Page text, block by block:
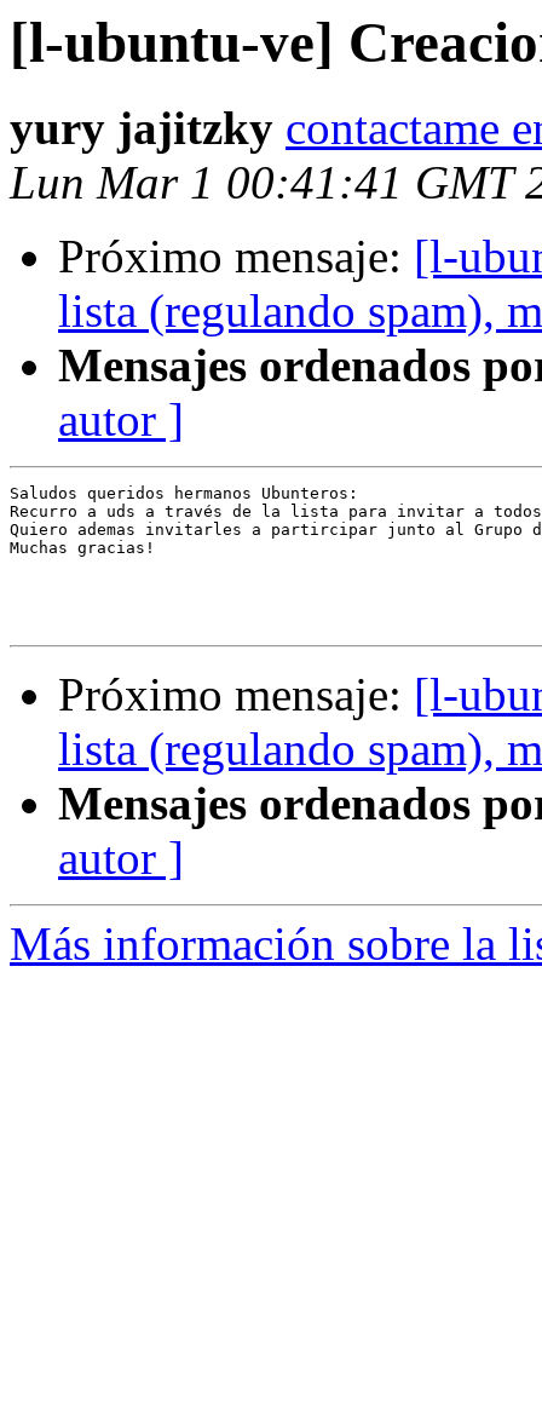
[l-ubuntu-ve]
yury jajitzky contactame
Lun Mar 1 00:41:41 GMT
Próximo mensaje: [l-
lista (regulando spam),
Mensajes ordenados
autor ]
Saludos queridos hermanos Ubunteros:
Recurro a uds a través de la lista para invitar a
Quiero ademas invitarles a partircipar junto al Grupo
Muchas gracias!
Próximo mensaje: [l-
lista (regulando spam),
Mensajes ordenados
autor ]
Más información sobre la